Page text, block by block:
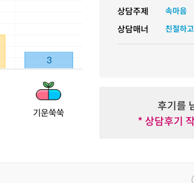
기운쑥쑥
상담주제 속마음
상담매너 친절하
후기를
* 상담후기